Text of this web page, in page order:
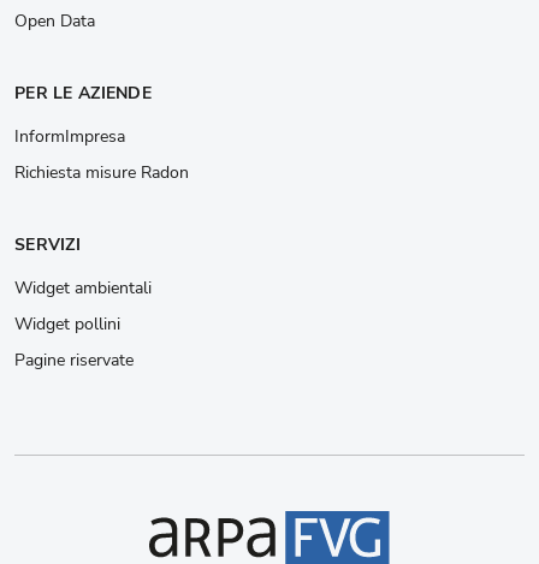
Open Data
PER LE AZIENDE
InformImpresa
Richiesta misure Radon
SERVIZI
Widget ambientali
Widget pollini
Pagine riservate